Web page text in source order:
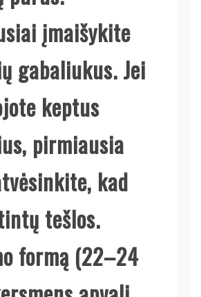
įmaišykite
gabaliukus. Jei
keptus
pirmiausia
kad
tešlos.
formą (22–24